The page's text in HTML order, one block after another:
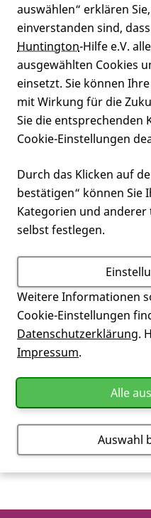
Miteinander
Verein
Service
Erwerbsunfähigkeit
voll (gar nicht mehr oder
arbeiten) bzw. halbe
Stunden am Tag dem
Verfügung stehen
auswählen“ erklären
einverstanden sind,
Huntington-Hilfe e.V.
ausgewählten Cookies
einsetzt. Sie können
mit Wirkung für die
Sie die entsprechenden
Cookie-Einstellungen
Durch das Klicken auf
bestätigen“ können Sie
Kategorien und anderer
selbst festlegen.
Weitere Informationen
Cookie-Einstellungen
Datenschutzerklärung.
Impressum.
Alle
Auswahl